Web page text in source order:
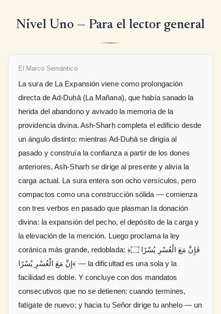
Nivel Uno — Para el lector general
El Marco Semántico
La sura de La Expansión viene como prolongación
directa de Ad-Duḥā (La Mañana), que había sanado la
herida del abandono y avivado la memoria de la
providencia divina. Ash-Sharḥ completa el edificio desde
un ángulo distinto: mientras Ad-Duḥā se dirigía al
pasado y construía la confianza a partir de los dones
anteriores, Ash-Sharḥ se dirige al presente y alivia la
carga actual. La sura entera son ocho versículos, pero
compactos como una construcción sólida — comienza
con tres verbos en pasado que plasman la donación
divina: la expansión del pecho, el depósito de la carga y
la elevación de la mención. Luego proclama la ley
coránica más grande, redoblada: ﴿فَإِنَّ مَعَ الْعُسْرِ يُسْرًا ۝
إِنَّ مَعَ الْعُسْرِ يُسْرًا﴾ — la dificultad es una sola y la
facilidad es doble. Y concluye con dos mandatos
consecutivos que no se detienen: cuando termines,
fatígate de nuevo; y hacia tu Señor dirige tu anhelo — un